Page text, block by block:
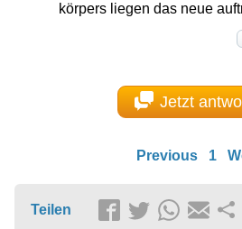
körpers liegen das neue
Jetzt
Previous 1
Teilen